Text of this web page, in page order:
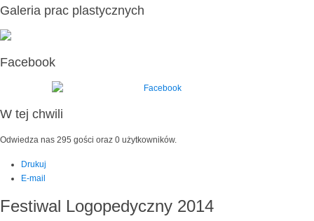
Galeria prac plastycznych
Facebook
W tej chwili
Odwiedza nas 295 gości oraz 0 użytkowników.
Drukuj
E-mail
Festiwal Logopedyczny 2014